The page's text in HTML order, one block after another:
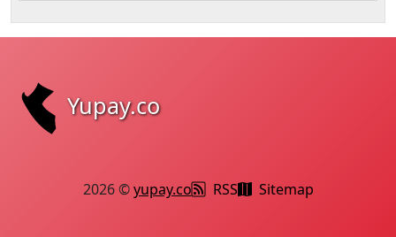
Yupay.co
2026 ©yupay.co RSS Sitemap